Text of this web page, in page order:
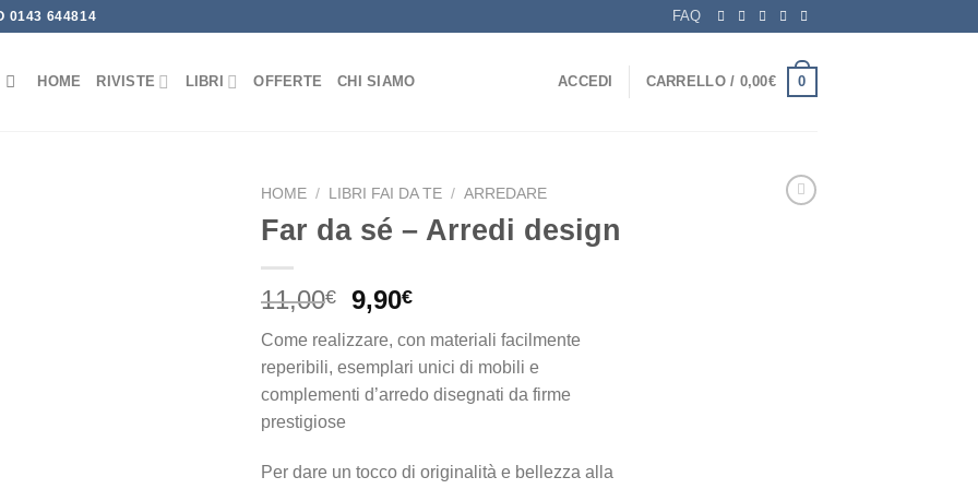
0143 644814 FAQ
HOME RIVISTE LIBRI OFFERTE CHI SIAMO ACCEDI CARRELLO / 0,00€ 0
HOME / LIBRI FAI DA TE / ARREDARE
Far da sé – Arredi design
11,00€
Il
originale
era:
11,00€.
9,90€Il
attuale
è:
9,90€.
Come realizzare, con materiali facilmente
reperibili, esemplari unici di mobili e
complementi d’arredo disegnati da firme
prestigiose
Per dare un tocco di originalità e bellezza alla